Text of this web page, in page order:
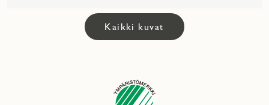
Kaikki kuvat